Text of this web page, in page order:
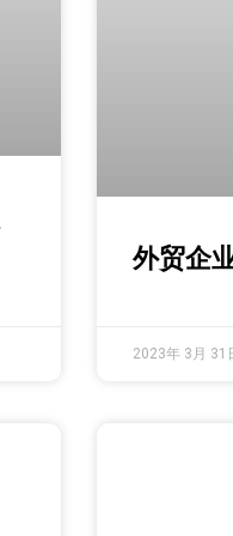
外贸企
2023年 3月 31